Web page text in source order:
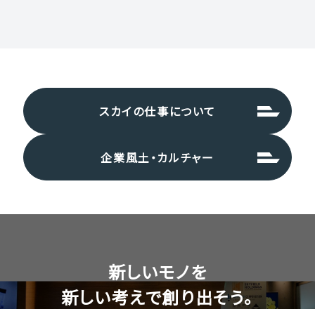
スカイの仕事について
企業風土・カルチャー
新しいモノを
新しい考えで創り出そう。